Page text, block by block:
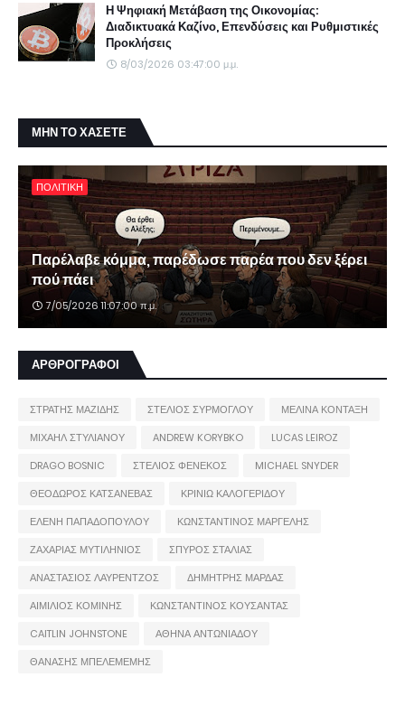
Η Ψηφιακή Μετάβαση της Οικονομίας:
Διαδικτυακά Καζίνο, Επενδύσεις και Ρυθμιστικές
Προκλήσεις
8/03/2026 03:47:00 μ.μ.
ΜΗΝ ΤΟ ΧΑΣΕΤΕ
ΠΟΛΙΤΙΚΗ
Παρέλαβε κόμμα, παρέδωσε παρέα που δεν ξέρει
πού πάει
7/05/2026 11:07:00 π.μ.
ΑΡΘΡΟΓΡΑΦΟΙ
ΣΤΡΑΤΗΣ ΜΑΖΙΔΗΣ ΣΤΕΛΙΟΣ ΣΥΡΜΟΓΛΟΥ
ΜΕΛΙΝΑ ΚΟΝΤΑΞΗ
ΜΙΧΑΗΛ ΣΤΥΛΙΑΝΟΥ
ANDREW KORYBKO
LUCAS LEIROZ
DRAGO BOSNIC
ΣΤΕΛΙΟΣ ΦΕΝΕΚΟΣ
MICHAEL SNYDER
ΘΕΟΔΩΡΟΣ ΚΑΤΣΑΝΕΒΑΣ
ΚΡΙΝΙΩ ΚΑΛΟΓΕΡΙΔΟΥ
ΕΛΕΝΗ ΠΑΠΑΔΟΠΟΥΛΟΥ
ΚΩΝΣΤΑΝΤΙΝΟΣ ΜΑΡΓΕΛΗΣ
ΖΑΧΑΡΙΑΣ ΜΥΤΙΛΗΝΙΟΣ
ΣΠΥΡΟΣ ΣΤΑΛΙΑΣ
ΑΝΑΣΤΑΣΙΟΣ ΛΑΥΡΕΝΤΖΟΣ
ΔΗΜΗΤΡΗΣ ΜΑΡΔΑΣ
ΑΙΜΙΛΙΟΣ ΚΟΜΙΝΗΣ
ΚΩΝΣΤΑΝΤΙΝΟΣ ΚΟΥΣΑΝΤΑΣ
CAITLIN JOHNSTONE
ΑΘΗΝΑ ΑΝΤΩΝΙΑΔΟΥ
ΘΑΝΑΣΗΣ ΜΠΕΛΕΜΕΜΗΣ